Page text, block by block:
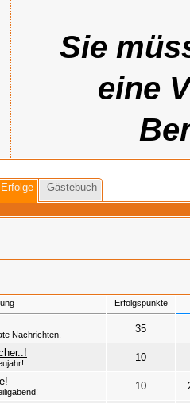
Sie
eine
Erfolge Gästebuch
Erfolgspunkte
Nachrichten.
35
10
10